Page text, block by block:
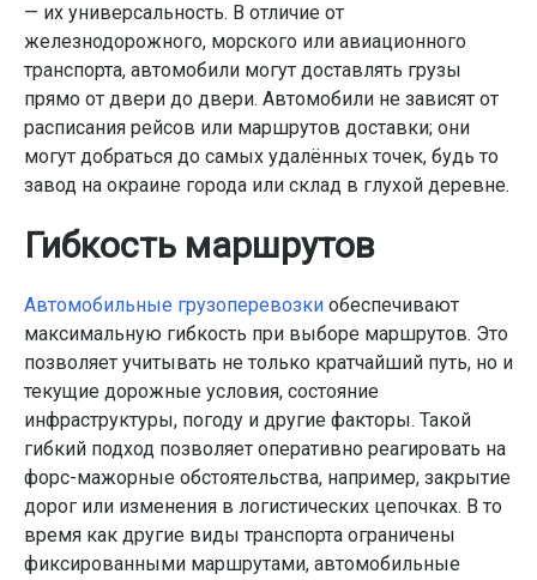
— их универсальность. В отличие от
железнодорожного, морского или авиационного
транспорта, автомобили могут доставлять грузы
прямо от двери до двери. Автомобили не зависят от
расписания рейсов или маршрутов доставки; они
могут добраться до самых удалённых точек, будь то
завод на окраине города или склад в глухой деревне.
Гибкость маршрутов
Автомобильные грузоперевозки обеспечивают
максимальную гибкость при выборе маршрутов. Это
позволяет учитывать не только кратчайший путь, но и
текущие дорожные условия, состояние
инфраструктуры, погоду и другие факторы. Такой
гибкий подход позволяет оперативно реагировать на
форс-мажорные обстоятельства, например, закрытие
дорог или изменения в логистических цепочках. В то
время как другие виды транспорта ограничены
фиксированными маршрутами, автомобильные